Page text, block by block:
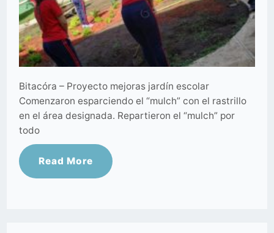
Bitacóra – Proyecto mejoras jardín escolar
Comenzaron esparciendo el “mulch” con el rastrillo
en el área designada. Repartieron el “mulch” por
todo
Read More